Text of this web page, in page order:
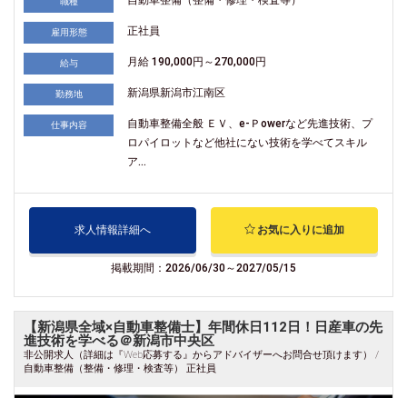
雇用形態 正社員
給与 月給 190,000円～270,000円
勤務地 新潟県新潟市江南区
仕事内容
自動車整備全般 ＥＶ、e-Ｐowerなど先進技術、プ
ロパイロットなど他社にない技術を学べてスキル
ア...
求人情報詳細へ お気に入りに追加
掲載期間：2026/06/30～2027/05/15
【新潟県全域×自動車整備士】年間休日112日！日産車の先
進技術を学べる＠新潟市中央区
非公開求人（詳細は『Web応募する』からアドバイザーへお問合せ頂けます） /
自動車整備（整備・修理・検査等） 正社員